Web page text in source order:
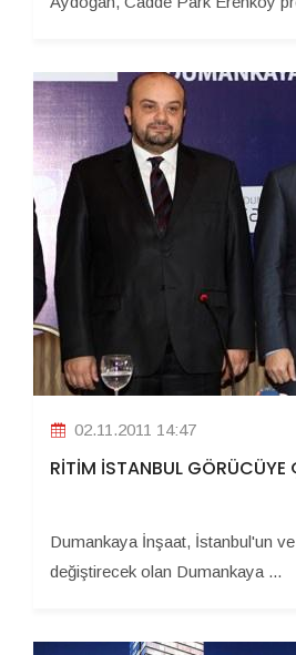
02.11.2011 14:47
RİTİM İSTANBUL GÖRÜCÜYE
Dumankaya İnşaat, İstanbul'un
değiştirecek olan Dumankaya ...